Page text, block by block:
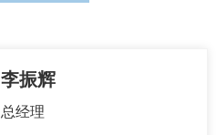
李振辉
总经理